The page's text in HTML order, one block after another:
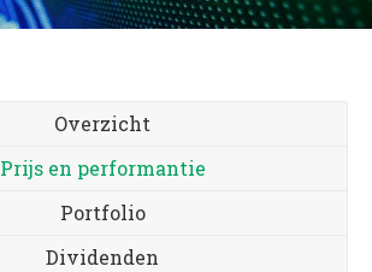
Overzicht
Prijs en performantie
Portfolio
Dividenden